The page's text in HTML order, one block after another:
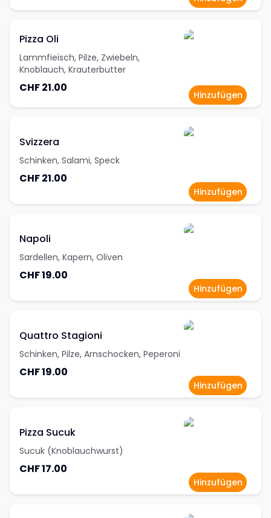
Pizza Oli
Lammfieisch, Pilze, Zwiebeln,
Knoblauch, Krauterbutter
CHF 21.00
Hinzufügen
Svizzera
Schinken, Salami, Speck
CHF 21.00
Hinzufügen
Napoli
Sardellen, Kapern, Oliven
CHF 19.00
Hinzufügen
Quattro Stagioni
Schinken, Pilze, Arnschocken, Peperoni
CHF 19.00
Hinzufügen
Pizza Sucuk
Sucuk (Knoblauchwurst)
CHF 17.00
Hinzufügen